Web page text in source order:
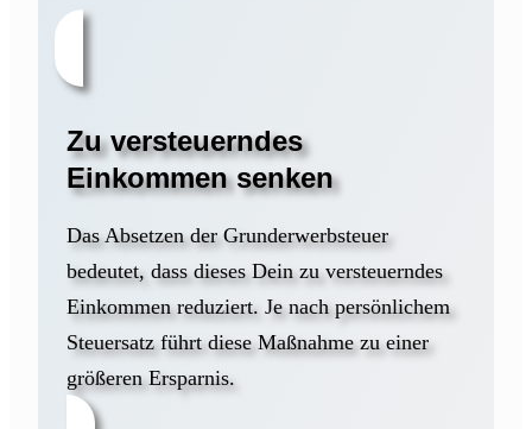
Zu versteuerndes
Einkommen senken
Das Absetzen der Grunderwerbsteuer
bedeutet, dass dieses Dein zu versteuerndes
Einkommen reduziert. Je nach persönlichem
Steuersatz führt diese Maßnahme zu einer
größeren Ersparnis.